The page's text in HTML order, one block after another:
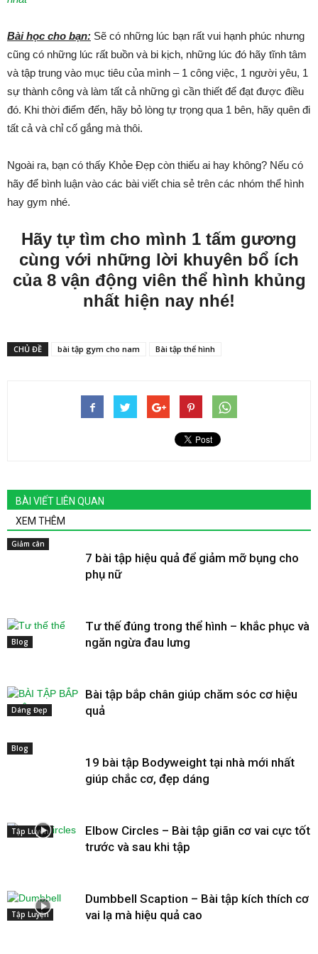
Bài học cho bạn: Sẽ có những lúc bạn rất vui hạnh phúc nhưng
cũng có những lúc rất buồn và bi kịch, những lúc đó hãy tĩnh tâm
và tập trung vào mục tiêu của mình – 1 công việc, 1 người yêu, 1
sự thành công và làm tất cả những gì cần thiết để đạt được điều
đó. Khi thời điểm đến, hãy bỏ lòng tự trọng qua 1 bên, hãy quên đi
tất cả và chỉ cố gắng mà thôi.
Ngoài ra, bạn có thấy Khỏe Đẹp còn thiếu ai hay không? Nếu có
hãy để bình luận vào các bài viết chia sẻ trên các nhóm thể hình
hay gym nhé.
Hãy tự tìm cho mình 1 tấm gương
cùng với những lời khuyên bổ ích
của 8 vận động viên thể hình khủng
nhất hiện nay nhé!
CHỦ ĐỀ bài tập gym cho nam Bài tập thể hình
BÀI VIẾT LIÊN QUAN
XEM THÊM
Giảm cân
7 bài tập hiệu quả để giảm mỡ bụng cho
phụ nữ
Blog
Tư thế đúng trong thể hình – khắc phục và
ngăn ngừa đau lưng
Dáng Đẹp
Bài tập bắp chân giúp chăm sóc cơ hiệu
quả
Blog
19 bài tập Bodyweight tại nhà mới nhất
giúp chắc cơ, đẹp dáng
Tập Luyện
Elbow Circles – Bài tập giãn cơ vai cực tốt
trước và sau khi tập
Tập Luyện
Dumbbell Scaption – Bài tập kích thích cơ
vai lạ mà hiệu quả cao